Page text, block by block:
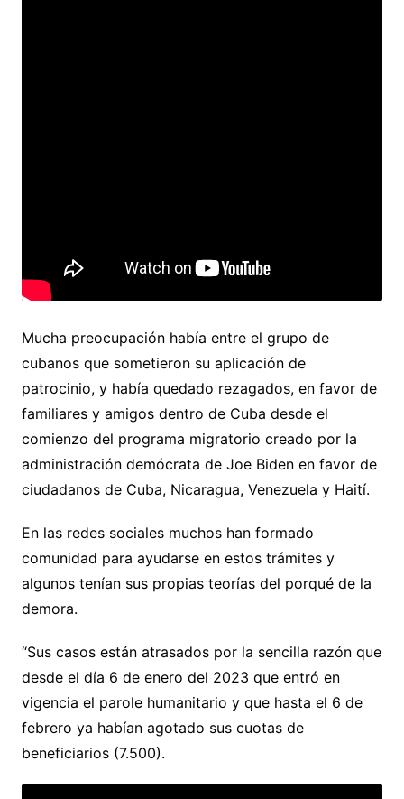
Mucha preocupación había entre el grupo de
cubanos que sometieron su aplicación de
patrocinio, y había quedado rezagados, en favor de
familiares y amigos dentro de Cuba desde el
comienzo del programa migratorio creado por la
administración demócrata de Joe Biden en favor de
ciudadanos de Cuba, Nicaragua, Venezuela y Haití.
En las redes sociales muchos han formado
comunidad para ayudarse en estos trámites y
algunos tenían sus propias teorías del porqué de la
demora.
“Sus casos están atrasados por la sencilla razón que
desde el día 6 de enero del 2023 que entró en
vigencia el parole humanitario y que hasta el 6 de
febrero ya habían agotado sus cuotas de
beneficiarios (7.500).